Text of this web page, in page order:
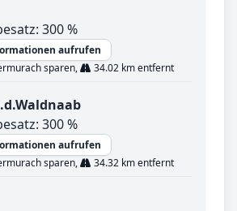
300 %
aufrufen
sparen,
34.02 km entfernt
300 %
aufrufen
sparen,
34.32 km entfernt